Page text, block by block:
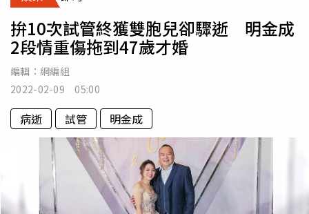
拚10次試管終獲雙胞兒卻驟逝 明金成
2段情重傷拖到47歲才婚
編輯： 網編組
2022-02-09 05:00
病逝 試管 明金成